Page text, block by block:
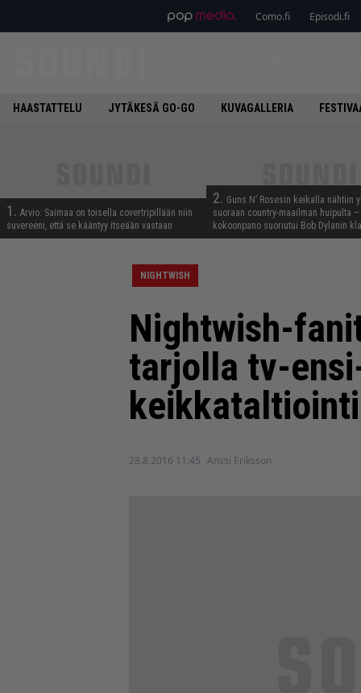
Como.fi Episodi.fi
HAASTATTELU JYTÄKESÄ GO-GO KUVAGALLERIA
1. Arvio: Saimaa on toisella covertripillään niin
suvereeni, että se kääntyy itseään vastaan
2. Guns N’ Rosesin keikalla nähtiin
suoraan country-maailman huipulta –
kokoonpano suoriutui Bob Dylanin
NIGHTWISH
Nightwish-
tarjolla tv-
28.8.2016 11:45 Anssi Eriksson